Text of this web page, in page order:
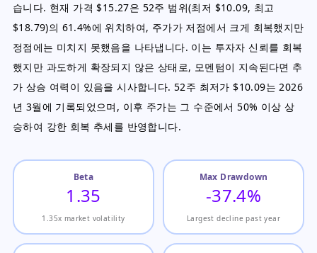
습니다. 현재 가격 $15.27은 52주 범위(최저 $10.09, 최고
$18.79)의 61.4%에 위치하여, 주가가 저점에서 크게 회복했지만
정점에는 미치지 못했음을 나타냅니다. 이는 투자자 신뢰를 회복
했지만 과도하게 확장되지 않은 상태로, 모멘텀이 지속된다면 추
가 상승 여력이 있음을 시사합니다. 52주 최저가 $10.09는 2026
년 3월에 기록되었으며, 이후 주가는 그 수준에서 50% 이상 상
승하여 강한 회복 추세를 반영합니다.
Beta
1.35
1.35x market volatility
Max Drawdown
-37.4%
Largest decline past year